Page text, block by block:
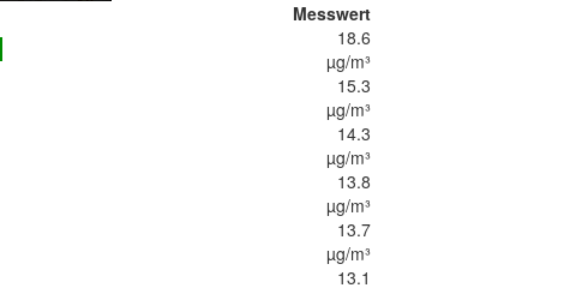
Messwert
18.6
µg/m³
15.3
µg/m³
14.3
µg/m³
13.8
µg/m³
13.7
µg/m³
13.1